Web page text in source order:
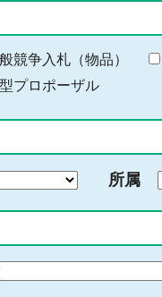
競争入札（物品）
プロポーザル
所属